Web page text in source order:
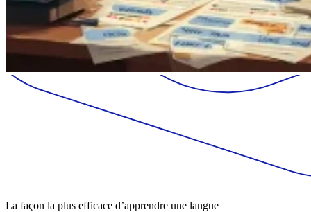
La façon la plus efficace d’apprendre une langue